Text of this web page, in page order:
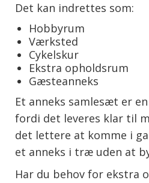
Det kan indrettes som:
Hobbyrum
Værksted
Cykelskur
Ekstra opholdsrum
Gæsteanneks
Et anneks samlesæt er
fordi det leveres klar til
det lettere at komme i
et anneks i træ uden at
Har du behov for ekstra